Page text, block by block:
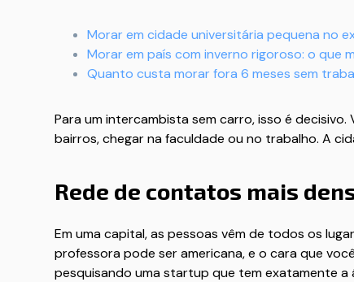
Morar em cidade universitária pequena no
Morar em país com inverno rigoroso: o que
Quanto custa morar fora 6 meses sem
Para um intercambista sem carro, isso é
bairros, chegar na faculdade ou no trabalho. A
Rede de contatos mais
Em uma capital, as pessoas vêm de todos os
professora pode ser americana, e o cara que
pesquisando uma startup que tem exatamente a